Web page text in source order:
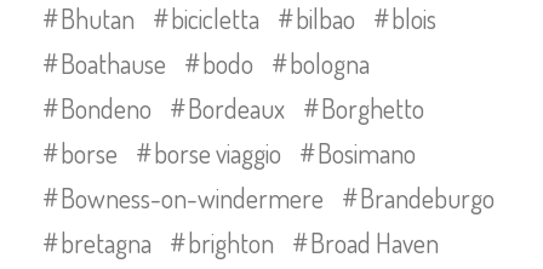
Bhutan
bicicletta bilbao
blois
Boathause
bodo
bologna
Bondeno
Bordeaux
Borghetto
borse
borse viaggio
Bosimano
Bowness-on-windermere
Brandeburgo
bretagna
brighton
Broad Haven